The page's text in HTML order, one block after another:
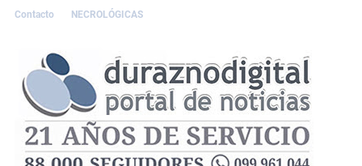
Contacto NECROLÓGICAS